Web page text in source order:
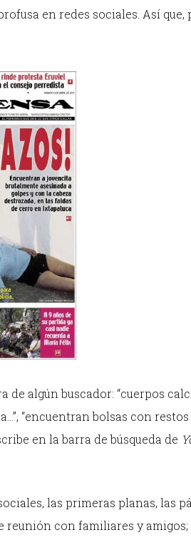
en redes sociales. Así que,
de algún buscador: “cuerpos
“encuentran bolsas con restos
en la barra de búsqueda de
las primeras planas, las
reunión con familiares y